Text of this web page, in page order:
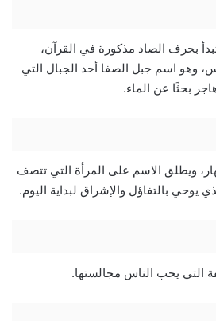
بحرف الصاد مذكورة في القرآن،
وهو اسم جبل الصفا أحد الجبال التي
بحثًا عن الماء.
ويطلق الاسم على المرأة التي تتصف
يوحي بالتفاؤل والإشراق لبداية اليوم.
التي يحب الناس مجالستها.